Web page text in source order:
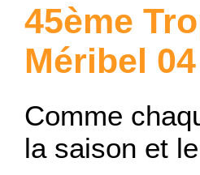
45ème
Méribel
Comme
la saison et